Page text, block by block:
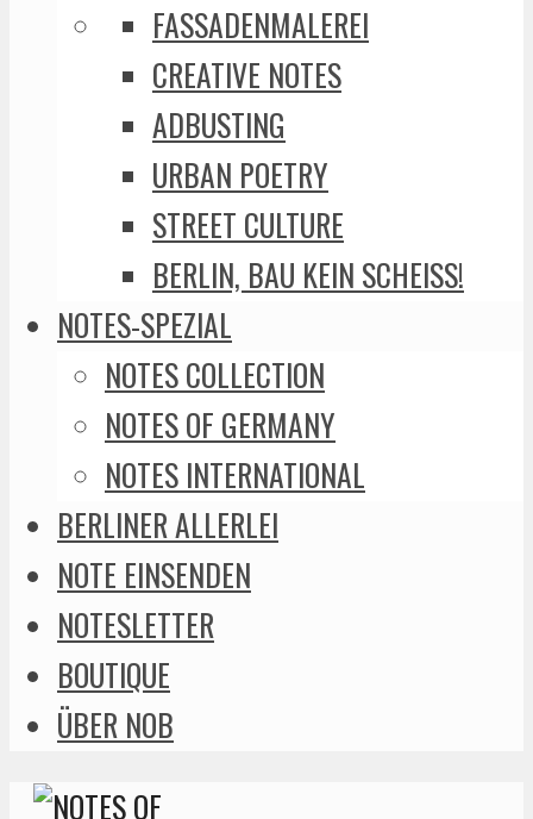
FASSADENMALEREI
CREATIVE NOTES
ADBUSTING
URBAN POETRY
STREET CULTURE
BERLIN, BAU KEIN SCHEISS!
NOTES-SPEZIAL
NOTES COLLECTION
NOTES OF GERMANY
NOTES INTERNATIONAL
BERLINER ALLERLEI
NOTE EINSENDEN
NOTESLETTER
BOUTIQUE
ÜBER NOB